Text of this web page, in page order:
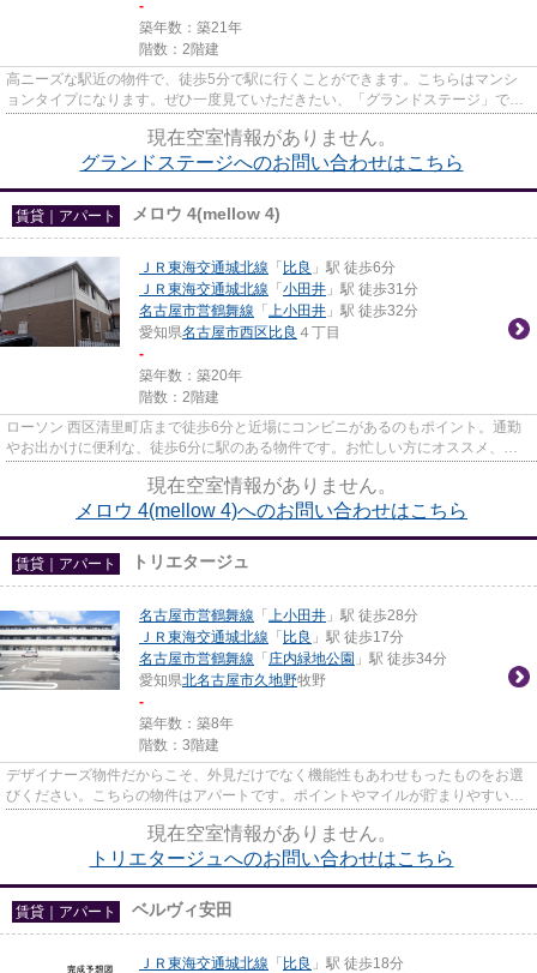
-
築年数：築21年
階数：2階建
高ニーズな駅近の物件で、徒歩5分で駅に行くことができます。こちらはマンシ
ョンタイプになります。ぜひ一度見ていただきたい、「グランドステージ」で
現在空室情報がありません。
グランドステージへのお問い合わせはこちら
賃貸｜アパート メロウ 4(mellow 4)
ＪＲ東海交通城北線 「 比良 」駅 徒歩6分
ＪＲ東海交通城北線 「 小田井 」駅 徒歩31分
名古屋市営鶴舞線 「 上小田井 」駅 徒歩32分
愛知県名古屋市西区 比良 ４丁目
-
築年数：築20年
階数：2階建
ローソン 西区清里町店まで徒歩6分と近場にコンビニがあるのもポイント。通勤
やお出かけに便利な、徒歩6分に駅のある物件です。お忙しい方にオススメ、敷
現在空室情報がありません。
メロウ 4(mellow 4)へのお問い合わせはこちら
賃貸｜アパート トリエタージュ
名古屋市営鶴舞線 「 上小田井 」駅 徒歩28分
ＪＲ東海交通城北線 「 比良 」駅 徒歩17分
名古屋市営鶴舞線 「 庄内緑地公園 」駅 徒歩34分
愛知県北名古屋市久地野牧野
-
築年数：築8年
階数：3階建
デザイナーズ物件だからこそ、外見だけでなく機能性もあわせもったものをお選
びください。こちらの物件はアパートです。ポイントやマイルが貯まりやすい。
現在空室情報がありません。
トリエタージュへのお問い合わせはこちら
賃貸｜アパート ベルヴィ安田
ＪＲ東海交通城北線 「 比良 」駅 徒歩18分